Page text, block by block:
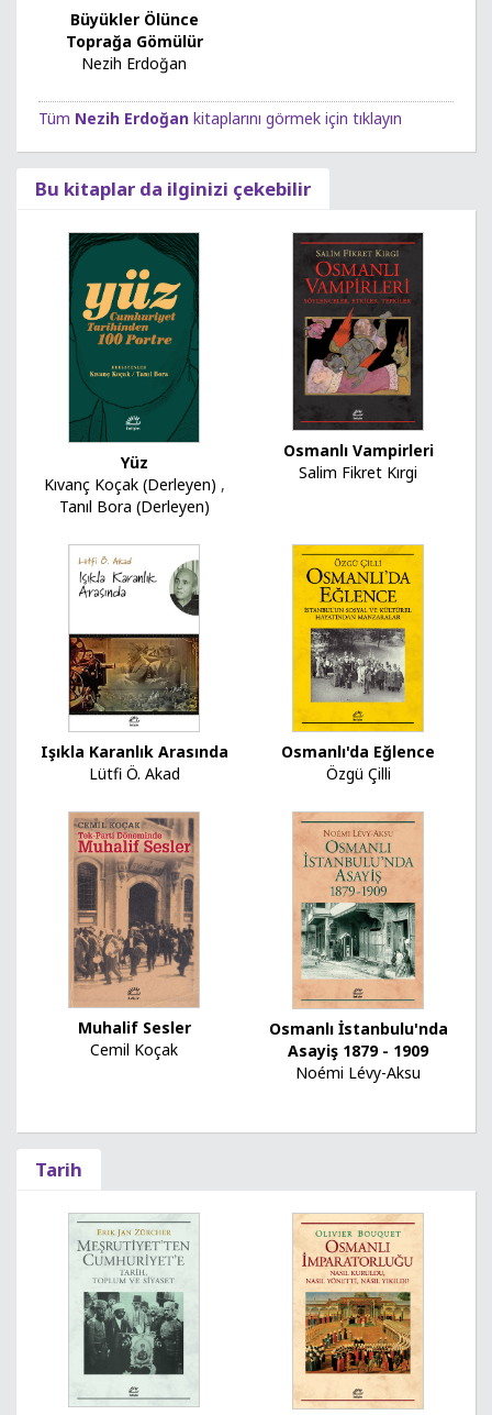
Büyükler Ölünce
Toprağa Gömülür
Nezih Erdoğan
Tüm Nezih Erdoğan kitaplarını görmek için tıklayın
Bu kitaplar da ilginizi çekebilir
Yüz
Kıvanç Koçak (Derleyen) ,
Tanıl Bora (Derleyen)
Osmanlı Vampirleri
Salim Fikret Kırgi
Işıkla Karanlık Arasında
Lütfi Ö. Akad
Osmanlı'da Eğlence
Özgü Çilli
Muhalif Sesler
Cemil Koçak
Osmanlı İstanbulu'nda
Asayiş 1879 - 1909
Noémi Lévy-Aksu
Tarih